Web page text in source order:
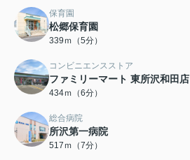
保育園
松郷保育園
339ｍ（5分）
コンビニエンスストア
ファミリーマート 東所沢和田店
434ｍ（6分）
総合病院
所沢第一病院
517ｍ（7分）